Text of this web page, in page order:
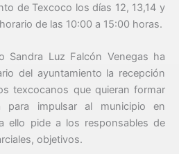
de Texcoco los días 12, 13,14 y
de las 10:00 a 15:00 horas.
Sandra Luz Falcón Venegas ha
del ayuntamiento la recepción
texcocanos que quieran formar
para impulsar al municipio en
ello pide a los responsables de
objetivos.